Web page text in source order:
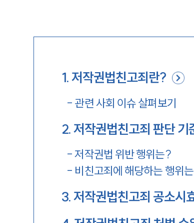
1.저작권법친고죄란?
- 관련 사회 이슈 살펴보기
2.저작권법친고죄 판단 기
-저작권법 위반 행위는?
- 비친고죄에 해당하는 행위
3.저작권법친고죄 공소시